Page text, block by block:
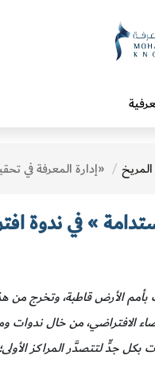
«إدارة المعرفة في تحقيق أهداف التنمية المستدامة » في ندوة
» في ندوة
الأرض قاطبة، وتخرج من
الافتراضي، من خال